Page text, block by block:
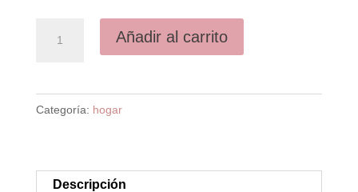
Añadir al carrito
Categoría: hogar
Descripción